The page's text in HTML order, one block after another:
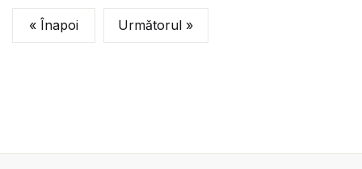
« Înapoi Următorul »